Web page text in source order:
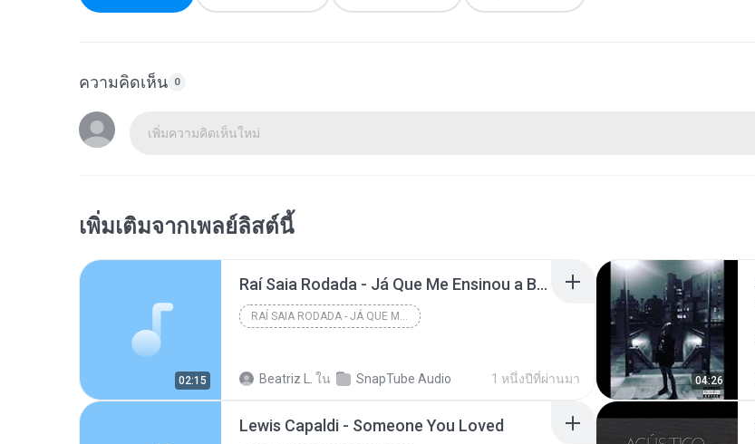
ความคิดเห็น 0
เพิ่มความคิดเห็นใหม่
เพิ่มเติมจากเพลย์ลิสต์นี้
02:15
Raí Saia Rodada - Já Que Me Ensinou a Beber [Vídeo
RAÍ SAIA RODADA - JÁ QUE ME ENSINOU A BEBER [VÍDEO
Beatriz L. ใน SnapTube Audio 1 หนึ่งปีที่ผ่านมา 04:26
Lewis Capaldi - Someone You Loved